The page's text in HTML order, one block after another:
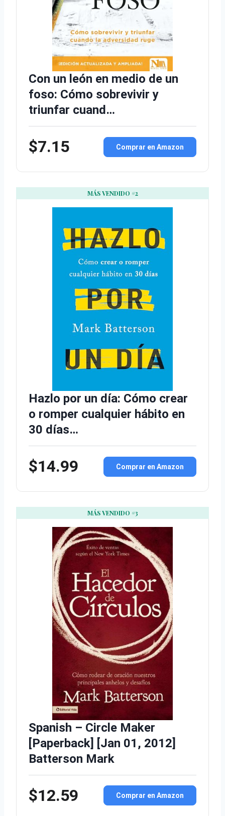
Con un león en medio de un
foso: Cómo sobrevivir y
triunfar cuand…
$7.15 Comprar en Amazon
MÁS VENDIDO #2
Hazlo por un día: Cómo crear
o romper cualquier hábito en
30 días…
$14.99 Comprar en Amazon
MÁS VENDIDO #3
Spanish – Circle Maker
[Paperback] [Jan 01, 2012]
Batterson Mark
$12.59 Comprar en Amazon